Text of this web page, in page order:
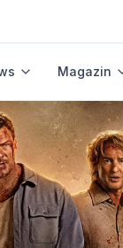
Magazin